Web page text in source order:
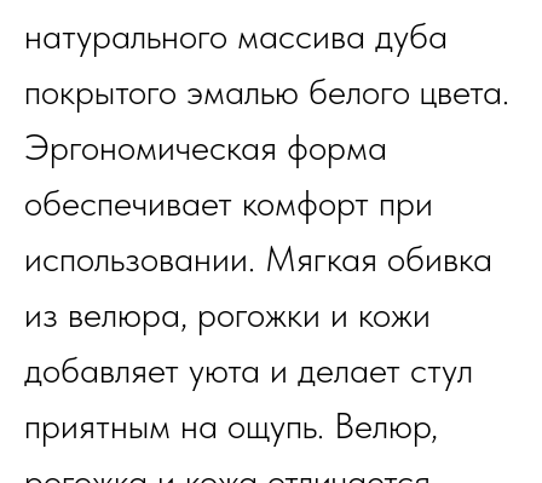
натурального массива дуба
покрытого эмалью белого цвета.
Эргономическая форма
обеспечивает комфорт при
использовании. Мягкая обивка
из велюра, рогожки и кожи
добавляет уюта и делает стул
приятным на ощупь. Велюр,